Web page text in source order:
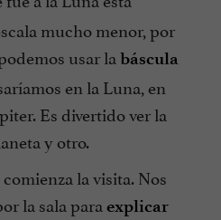
mucho menor, por
usar la báscula
en la Luna, en
Es divertido ver la
y otro.
la visita. Nos
la sala para explicar